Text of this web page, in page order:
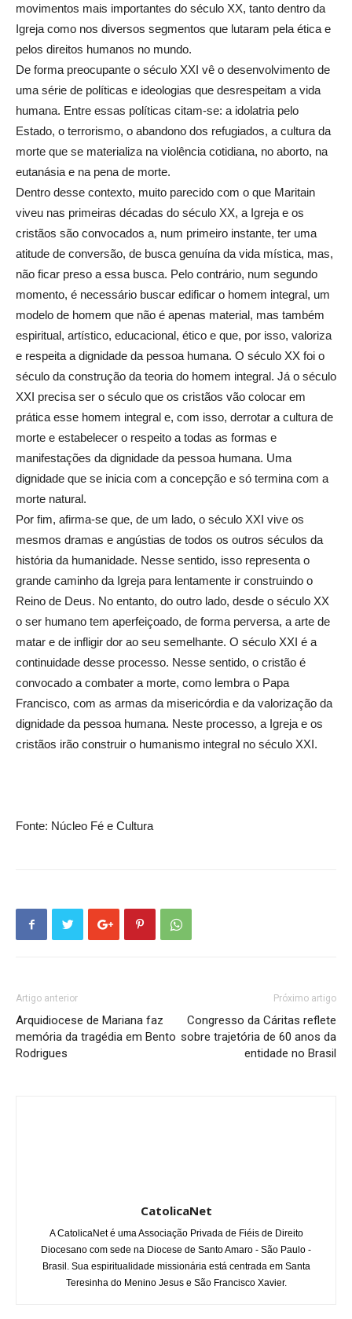
movimentos mais importantes do século XX, tanto dentro da
Igreja como nos diversos segmentos que lutaram pela ética e
pelos direitos humanos no mundo.
De forma preocupante o século XXI vê o desenvolvimento de
uma série de políticas e ideologias que desrespeitam a vida
humana. Entre essas políticas citam-se: a idolatria pelo
Estado, o terrorismo, o abandono dos refugiados, a cultura da
morte que se materializa na violência cotidiana, no aborto, na
eutanásia e na pena de morte.
Dentro desse contexto, muito parecido com o que Maritain
viveu nas primeiras décadas do século XX, a Igreja e os
cristãos são convocados a, num primeiro instante, ter uma
atitude de conversão, de busca genuína da vida mística, mas,
não ficar preso a essa busca. Pelo contrário, num segundo
momento, é necessário buscar edificar o homem integral, um
modelo de homem que não é apenas material, mas também
espiritual, artístico, educacional, ético e que, por isso, valoriza
e respeita a dignidade da pessoa humana. O século XX foi o
século da construção da teoria do homem integral. Já o século
XXI precisa ser o século que os cristãos vão colocar em
prática esse homem integral e, com isso, derrotar a cultura de
morte e estabelecer o respeito a todas as formas e
manifestações da dignidade da pessoa humana. Uma
dignidade que se inicia com a concepção e só termina com a
morte natural.
Por fim, afirma-se que, de um lado, o século XXI vive os
mesmos dramas e angústias de todos os outros séculos da
história da humanidade. Nesse sentido, isso representa o
grande caminho da Igreja para lentamente ir construindo o
Reino de Deus. No entanto, do outro lado, desde o século XX
o ser humano tem aperfeiçoado, de forma perversa, a arte de
matar e de infligir dor ao seu semelhante. O século XXI é a
continuidade desse processo. Nesse sentido, o cristão é
convocado a combater a morte, como lembra o Papa
Francisco, com as armas da misericórdia e da valorização da
dignidade da pessoa humana. Neste processo, a Igreja e os
cristãos irão construir o humanismo integral no século XXI.
Fonte: Núcleo Fé e Cultura
Artigo anterior
Arquidiocese de Mariana faz
memória da tragédia em Bento
Rodrigues
Próximo artigo
Congresso da Cáritas reflete
sobre trajetória de 60 anos da
entidade no Brasil
CatolicaNet
A CatolicaNet é uma Associação Privada de Fiéis de Direito
Diocesano com sede na Diocese de Santo Amaro - São Paulo -
Brasil. Sua espiritualidade missionária está centrada em Santa
Teresinha do Menino Jesus e São Francisco Xavier.